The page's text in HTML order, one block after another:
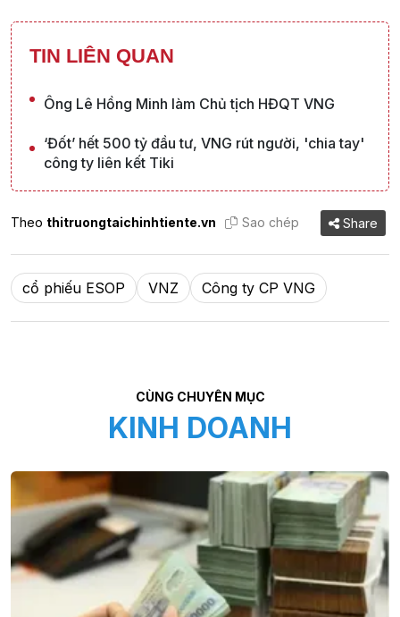
TIN LIÊN QUAN
Ông Lê Hồng Minh làm Chủ tịch HĐQT VNG
‘Đốt’ hết 500 tỷ đầu tư, VNG rút người, 'chia tay'
công ty liên kết Tiki
Theo thitruongtaichinhtiente.vn Sao chép Share
cổ phiếu ESOP VNZ Công ty CP VNG
CÙNG CHUYÊN MỤC
KINH DOANH